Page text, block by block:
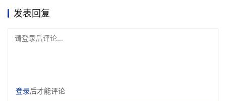
发表回复
请登录后评论...
登录后才能评论